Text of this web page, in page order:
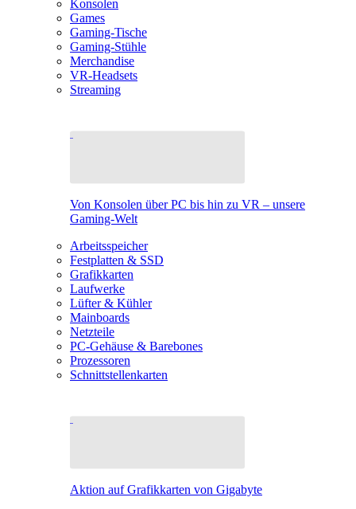
Konsolen
Games
Gaming-Tische
Gaming-Stühle
Merchandise
VR-Headsets
Streaming
Von Konsolen über PC bis hin zu VR – unsere
Gaming-Welt
Arbeitsspeicher
Festplatten & SSD
Grafikkarten
Laufwerke
Lüfter & Kühler
Mainboards
Netzteile
PC-Gehäuse & Barebones
Prozessoren
Schnittstellenkarten
Aktion auf Grafikkarten von Gigabyte